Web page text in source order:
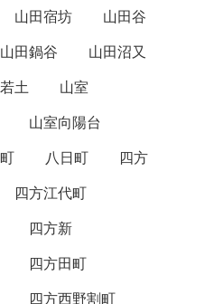
山田宿坊
山田谷
山田鍋谷
山田沼又
土
山室
山室向陽台
八日町
四方
四方江代町
四方新
四方田町
四方西野割町